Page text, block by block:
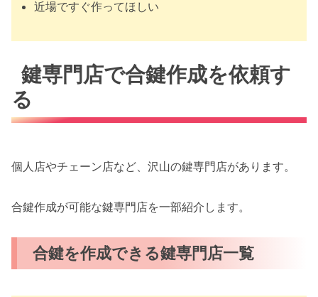
近場ですぐ作ってほしい
鍵専門店で合鍵作成を依頼す
る
個人店やチェーン店など、沢山の鍵専門店があります。
合鍵作成が可能な鍵専門店を一部紹介します。
合鍵を作成できる鍵専門店一覧